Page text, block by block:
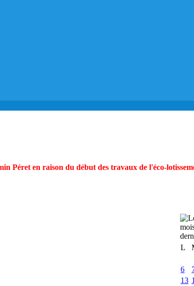
Péret en raison du début des travaux de l'éco-
L
6
13